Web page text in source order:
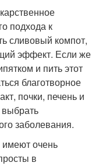
подхода к
сливовый компот,
эффект. Если же
и пить этот
благотворное
почки, печень и
заболевания.
очень
в